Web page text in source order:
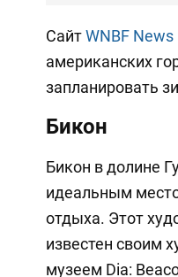
СайтWNBF News
американских
запланировать
Бикон
Бикон в долине
идеальным
отдыха. Этот
известен своим
музеем Dia: